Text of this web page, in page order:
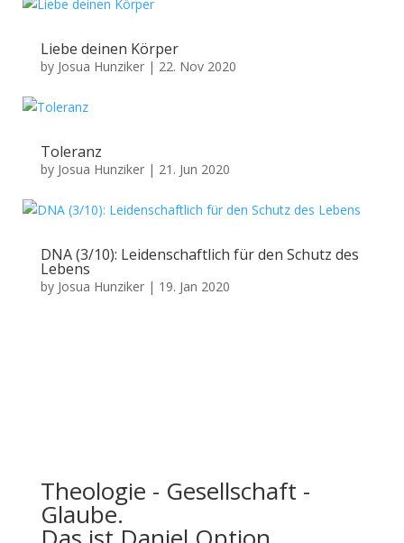
Liebe deinen Körper
by Josua Hunziker| 22. Nov 2020
Toleranz
by Josua Hunziker| 21. Jun 2020
DNA (3/10): Leidenschaftlich für den Schutz des
Lebens
by Josua Hunziker| 19. Jan 2020
Theologie - Gesellschaft -
Glaube.